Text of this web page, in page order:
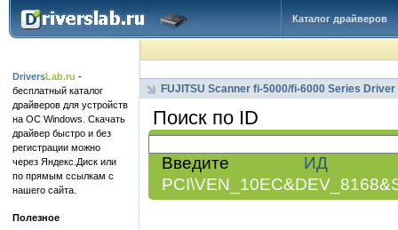
Каталог драйверов
DriversLab.ru -
бесплатный каталог
драйверов для устройств
на ОС Windows. Скачать
драйвер быстро и без
регистрации можно
через Яндекс.Диск или
по прямым ссылкам с
нашего сайта.
Полезное
FUJITSU Scanner fi-5000/fi-6000 Series Driver
Поиск по ID
Введите ИД